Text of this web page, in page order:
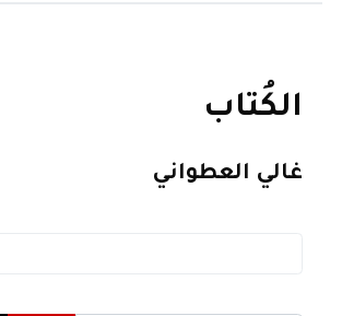
الكُتاب
غالي العطواني